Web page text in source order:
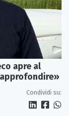
apre al
Condividi su: